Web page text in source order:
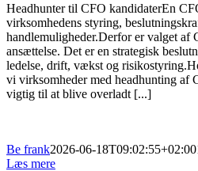
Headhunter til CFO kandidaterEn
virksomhedens styring,
handlemuligheder.Derfor er valget af
ansættelse. Det er en strategisk
ledelse, drift, vækst og
vi virksomheder med headhunting af
vigtig til at blive overladt [...]
Be frank2026-06-18T09:02:55+02:00
Læs mere